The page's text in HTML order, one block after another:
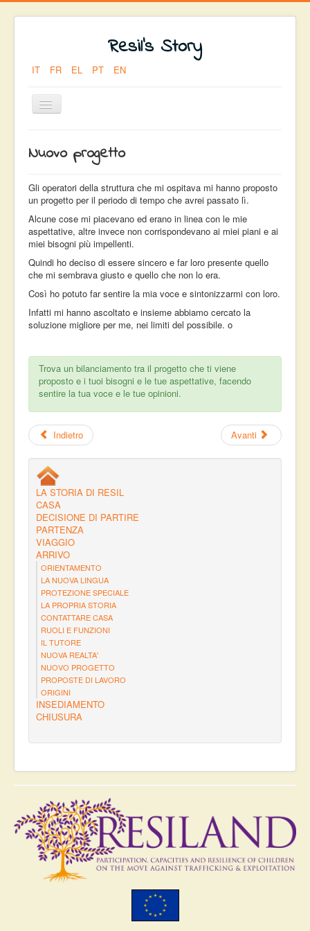
Resil's Story
IT FR EL PT EN
Toggle
Navigation
Nuovo progetto
Gli operatori della struttura che mi ospitava mi hanno proposto
un progetto per il periodo di tempo che avrei passato lì.
Alcune cose mi piacevano ed erano in linea con le mie
aspettative, altre invece non corrispondevano ai miei piani e ai
miei bisogni più impellenti.
Quindi ho deciso di essere sincero e far loro presente quello
che mi sembrava giusto e quello che non lo era.
Così ho potuto far sentire la mia voce e sintonizzarmi con loro.
Infatti mi hanno ascoltato e insieme abbiamo cercato la
soluzione migliore per me, nei limiti del possibile. o
Trova un bilanciamento tra il progetto che ti viene
proposto e i tuoi bisogni e le tue aspettative, facendo
sentire la tua voce e le tue opinioni.
Indietro Avanti
LA STORIA DI RESIL
CASA
DECISIONE DI PARTIRE
PARTENZA
VIAGGIO
ARRIVO
ORIENTAMENTO
LA NUOVA LINGUA
PROTEZIONE SPECIALE
LA PROPRIA STORIA
CONTATTARE CASA
RUOLI E FUNZIONI
IL TUTORE
NUOVA REALTA'
NUOVO PROGETTO
PROPOSTE DI LAVORO
ORIGINI
INSEDIAMENTO
CHIUSURA